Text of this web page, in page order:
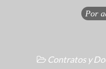
Por
Contratos y